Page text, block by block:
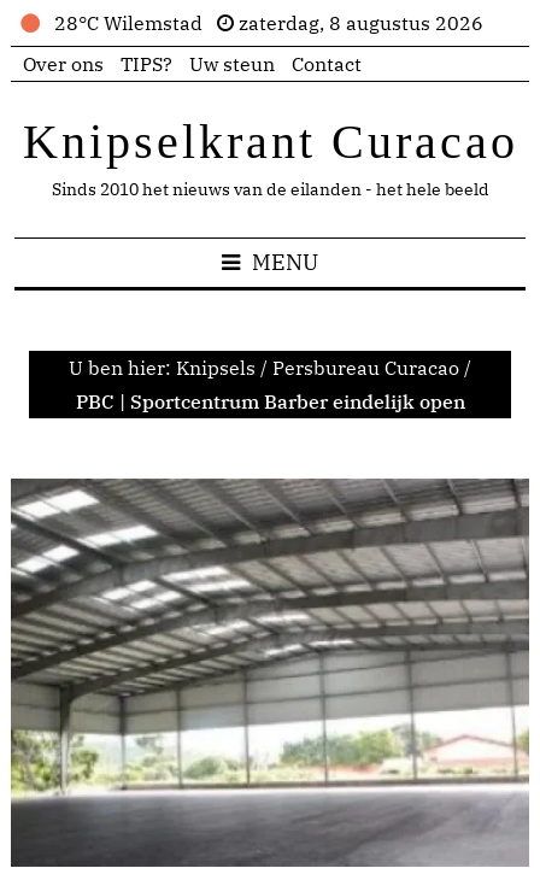
28°C Wilemstad
zaterdag, 8 augustus 2026
Over ons
TIPS? Uw steun Contact
Knipselkrant Curacao
Sinds 2010 het nieuws van de eilanden - het hele beeld
MENU
U ben hier: Knipsels / Persbureau Curacao /
PBC | Sportcentrum Barber eindelijk open